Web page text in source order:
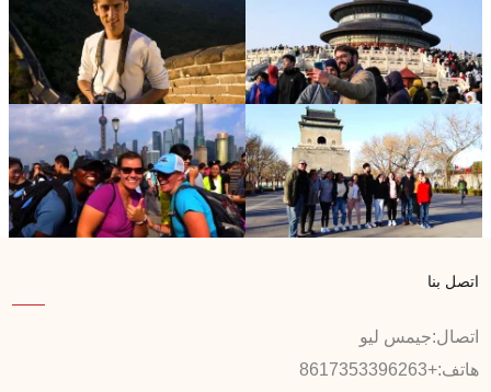
اتصل بنا
اتصال:جيمس ليو
هاتف:+8617353396263